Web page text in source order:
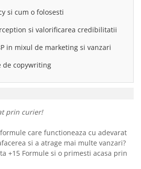
si cum o folosesti
si valorificarea credibilitatii
in mixul de marketing si vanzari
de copywriting
prin curier!
care functioneaza cu adevarat
si a atrage mai multe vanzari?
+15 Formule si o primesti acasa prin